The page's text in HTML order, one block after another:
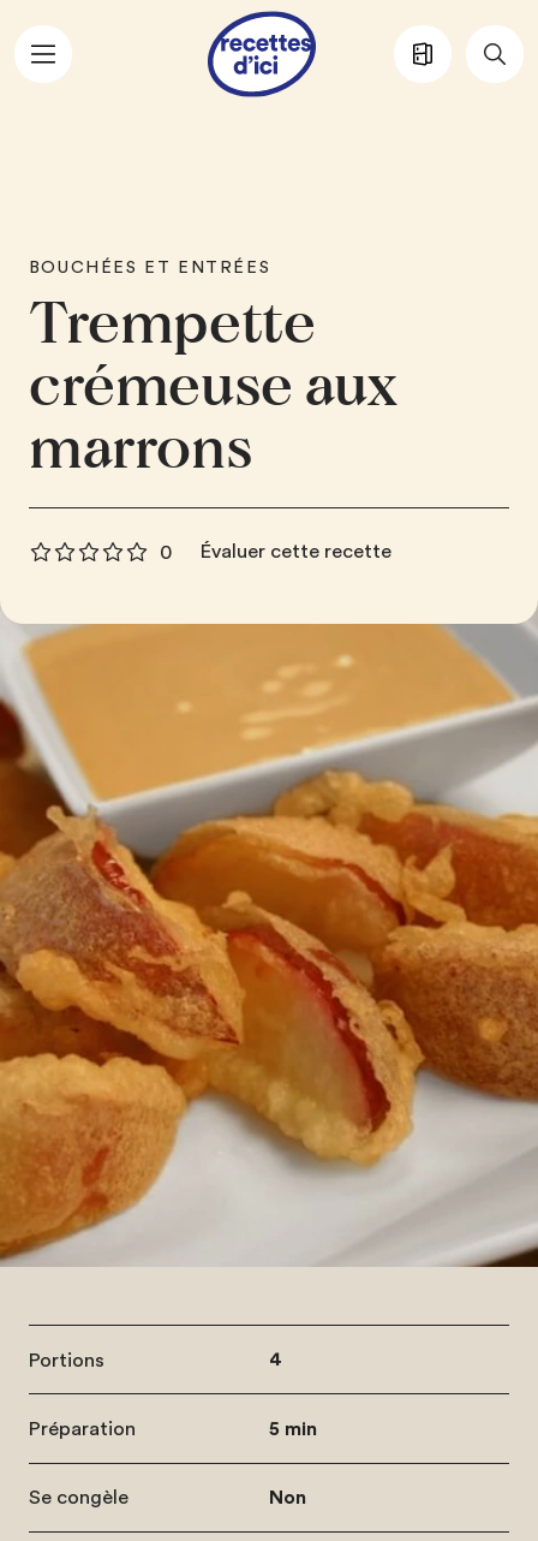
Aller au contenu principal
BOUCHÉES ET ENTRÉES
Trempette
crémeuse aux
marrons
0 Évaluer cette recette
Portions 4
Préparation 5 min
Se congèle Non